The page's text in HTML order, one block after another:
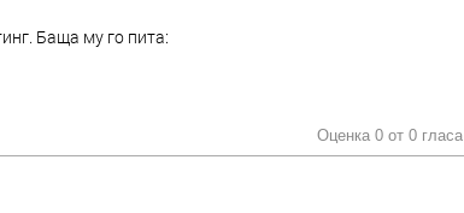
Баща му го пита:
Оценка 0 от 0 гласа